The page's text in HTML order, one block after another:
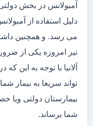
آمبولانس در بخش
دلیل استفاده از
می رسد. و همچنین
نیز امروزه یکی از
آلانیا با توجه به این
تواند سریعا به بیمار
بیمارستان دولتی ویا
شما برساند.